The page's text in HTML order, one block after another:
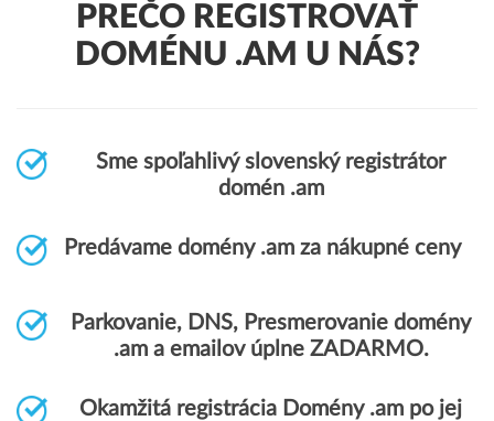
PREČO REGISTROVAŤ
DOMÉNU .AM U NÁS?
Sme spoľahlivý slovenský registrátor
domén .am
Predávame domény .am za nákupné ceny
Parkovanie, DNS, Presmerovanie domény
.am a emailov úplne ZADARMO.
Okamžitá registrácia Domény .am po jej